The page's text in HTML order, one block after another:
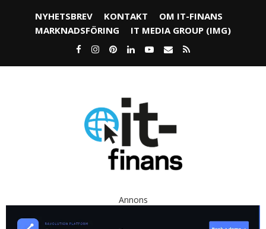
NYHETSBREV KONTAKT
OM IT-FINANS
MARKNADSFÖRING
IT MEDIA GROUP (IMG)
Annons